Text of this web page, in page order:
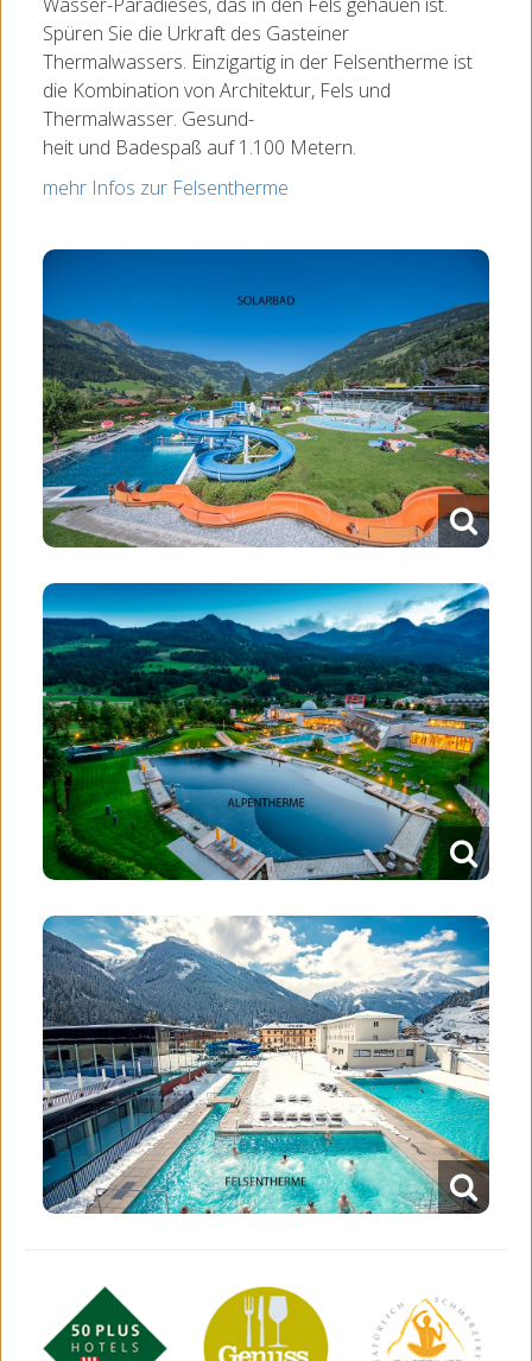
Spüren Sie die Urkraft des Gasteiner
Thermalwassers. Einzigartig in der Felsentherme ist
die Kombination von Architektur, Fels und
Thermalwasser. Gesund-
heit und Badespaß auf 1.100 Metern.
mehr Infos zur Felsentherme